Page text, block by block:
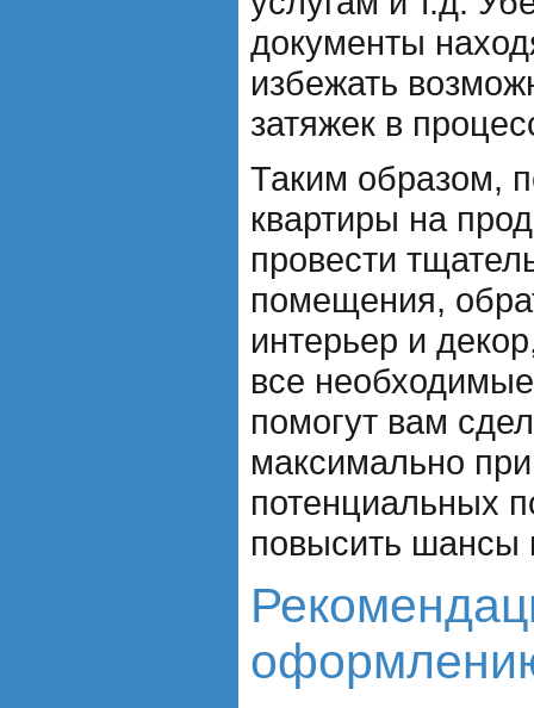
документы
избежать
затяжек в
Таким образом,
квартиры на
провести
помещения,
интерьер и
все
помогут вам
максимально
потенциальных
повысить шансы